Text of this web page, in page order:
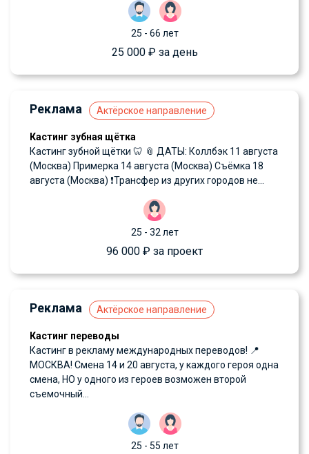
25 - 66 лет
25 000 ₽ за день
Реклама Актёрское направление
Кастинг зубная щётка
Кастинг зубной щётки 🦷 📎 ДАТЫ: Коллбэк 11 августа
(Москва) Примерка 14 августа (Москва) Съёмка 18
августа (Москва) ❗️Трансфер из других городов не...
25 - 32 лет
96 000 ₽ за проект
Реклама Актёрское направление
Кастинг переводы
Кастинг в рекламу международных переводов! 📍
МОСКВА! Смена 14 и 20 августа, у каждого героя одна
смена, НО у одного из героев возможен второй
съемочный...
25 - 55 лет